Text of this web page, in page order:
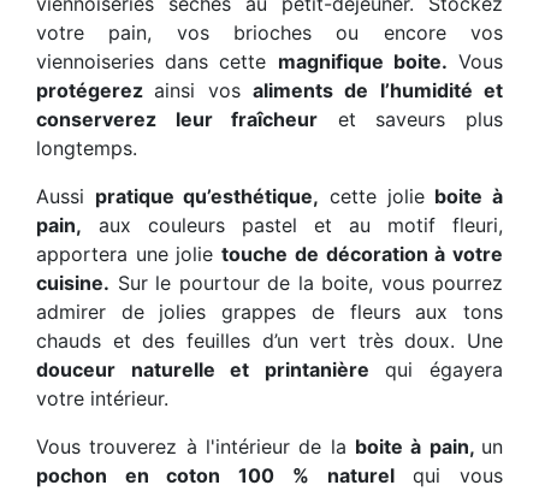
votre pain, vos brioches ou encore vos
viennoiseries dans cette magnifique boite. Vous
protégerezainsi vosaliments de l’humidité et
conserverez leur fraîcheur et saveurs plus
longtemps.
Aussi pratique qu’esthétique, cette jolie boite à
pain, aux couleurs pastel et au motif fleuri,
apportera une jolietouche de décoration à votre
cuisine. Sur le pourtour de la boite, vous pourrez
admirer de jolies grappes de fleurs aux tons
chauds et des feuilles d’un vert très doux. Une
douceur naturelle et printanière qui égayera
votre intérieur.
Vous trouverez à l'intérieur de la boite à pain, un
pochon en coton 100 % naturelqui vous